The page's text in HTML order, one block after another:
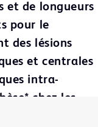
et de longueurs
pour le
des lésions
et centrales
intra-
chez les